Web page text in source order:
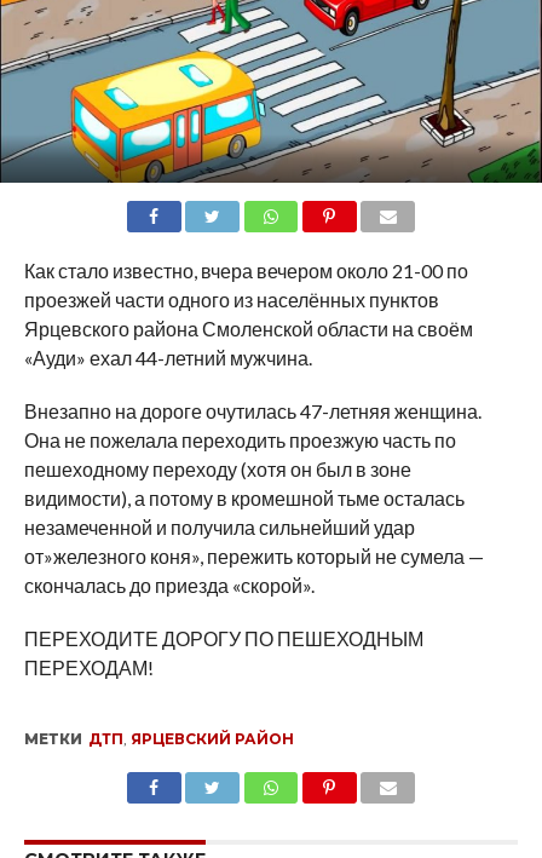
Как стало известно, вчера вечером около 21-00 по
проезжей части одного из населённых пунктов
Ярцевского района Смоленской области на своём
«Ауди» ехал 44-летний мужчина.
Внезапно на дороге очутилась 47-летняя женщина.
Она не пожелала переходить проезжую часть по
пешеходному переходу (хотя он был в зоне
видимости), а потому в кромешной тьме осталась
незамеченной и получила сильнейший удар
от»железного коня», пережить который не сумела —
скончалась до приезда «скорой».
ПЕРЕХОДИТЕ ДОРОГУ ПО ПЕШЕХОДНЫМ
ПЕРЕХОДАМ!
МЕТКИ ДТП ЯРЦЕВСКИЙ РАЙОН